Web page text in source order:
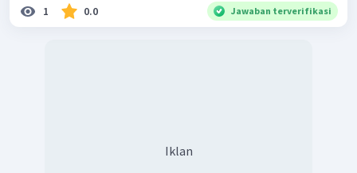
1 0.0 Jawaban terverifikasi
Iklan